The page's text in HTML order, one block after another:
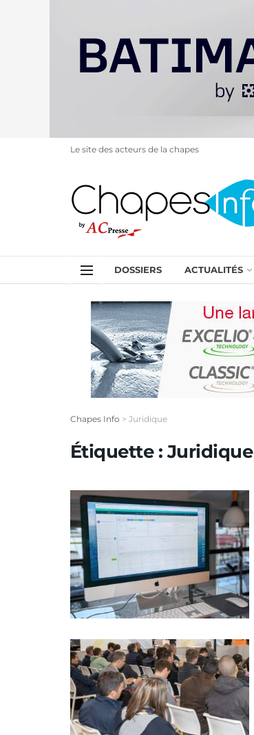
Le site des acteurs de la chapes
DOSSIERS ACTUALITÉS
Chapes Info > Juridique
Étiquette :Juridique